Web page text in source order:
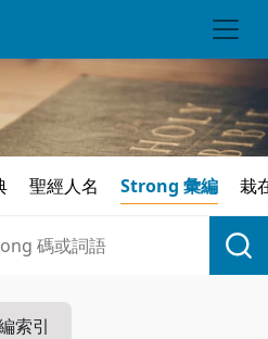
聖經人名 Strong 彙編 栽
索引